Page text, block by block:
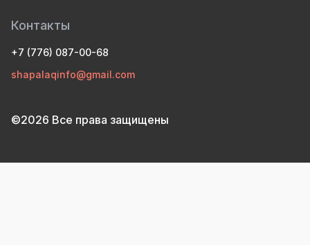
Контакты
+7 (776) 087-00-68
shapalaqinfo@gmail.com
©2026 Все права защищены